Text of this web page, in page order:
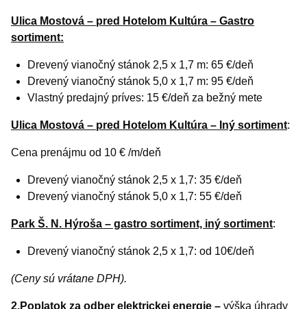
Ulica Mostová – pred Hotelom Kultúra – Gastro
sortiment:
Drevený vianočný stánok 2,5 x 1,7 m: 65 €/deň
Drevený vianočný stánok 5,0 x 1,7 m: 95 €/deň
Vlastný predajný príves: 15 €/deň za bežný mete
Ulica Mostová – pred Hotelom Kultúra – Iný sortiment:
Cena prenájmu od 10 € /m/deň
Drevený vianočný stánok 2,5 x 1,7: 35 €/deň
Drevený vianočný stánok 5,0 x 1,7: 55 €/deň
Park Š. N. Hýroša – gastro sortiment, iný sortiment:
Drevený vianočný stánok 2,5 x 1,7: od 10€/deň
(Ceny sú vrátane DPH).
2.Poplatok za odber elektrickej energie – výška úhrady